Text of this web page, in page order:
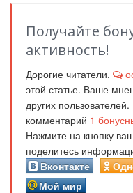
Получайте
активность!
Дорогие читатели,
этой статье. Ваше
других
комментарий 1
Нажмите на кнопку
поделитесь
Вконтакте
Мой мир